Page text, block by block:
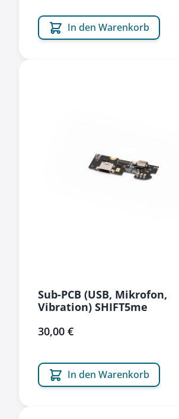
In den Warenkorb
Sub-PCB (USB, Mikrofon,
Vibration) SHIFT5me
30,00 €
In den Warenkorb